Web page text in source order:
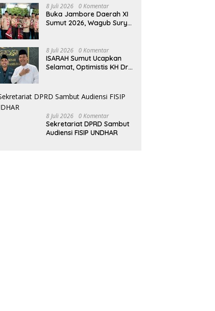
Keseharian
8 Juli 2026 0 Komentar
Buka Jambore Daerah XI
Sumut 2026, Wagub Surya
Pembawa Solusi
8 Juli 2026 0 Komentar
ISARAH Sumut Ucapkan
Selamat, Optimistis KH Dr
Bawa Al Washliyah
Semakin Maju
8 Juli 2026 0 Komentar
Sekretariat DPRD Sambut
Audiensi FISIP UNDHAR